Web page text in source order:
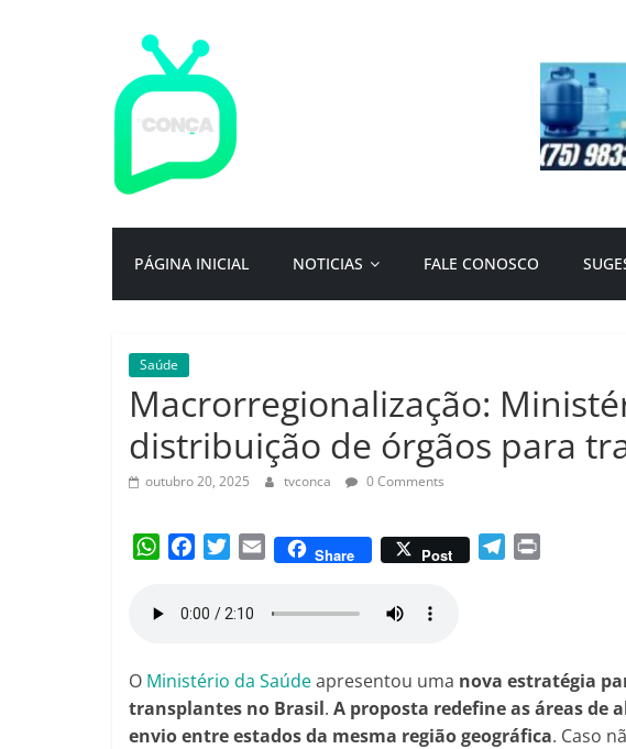
TV
Conça
portal
de
da
cidade
ternura
Por:
Isac
PÁGINA INICIAL NOTICIAS FALE CONOSCO
Saúde
Macrorregionalização:
distribuição de órgãos para
outubro 20, 2025 tvconca 0 Comments
W
A
p
p
e
o
o
k
t
e
r
E
Share Post
r
a
m
O Ministério da Saúdeapresentou uma nova estratégia
transplantes no Brasil. A proposta redefine as áreas de
envio entre estados da mesma região geográfica. Caso